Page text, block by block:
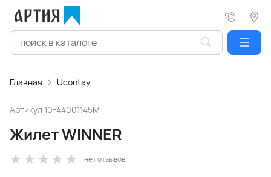
Главная Ucontay
Артикул 10-44001145M
Жилет WINNER
нет отзывов